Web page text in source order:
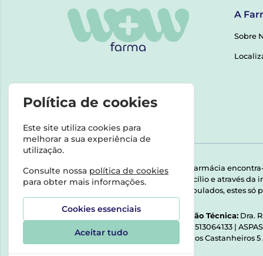
A
Sobre
Esta farmácia
domicílio e através da
Manipulados, estes só
Direção Técnica: Dra.
513064133 |
Rua dos Castanheiros
Política de cookies
Este site utiliza cookies para
melhorar a sua experiência de
utilização.
Consulte nossa política de cookies
para obter mais informações.
Cookies essenciais
Aceitar tudo